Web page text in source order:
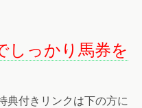
しっかり馬券を
付きリンクは下の方に